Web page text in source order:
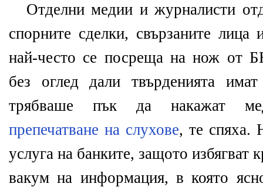
Отделни медии и журналисти
спорните сделки, свързаните лица
най-често се посреща на нож от
без оглед дали твърденията
трябваше пък да накажат
препечатване на слухове, те спяха.
услуга на банките, защото избягват
вакум на информация, в която